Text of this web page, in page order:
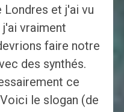
et j'ai vu
j'ai vraiment
faire notre
des synthés.
ce
le slogan (de